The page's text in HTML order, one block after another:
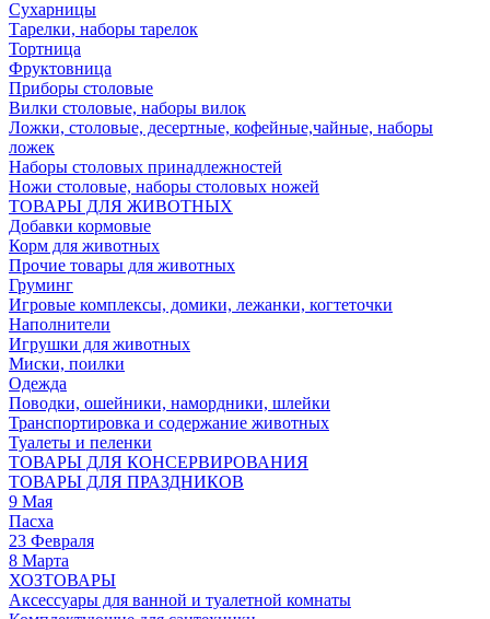
Сухарницы
Тарелки, наборы тарелок
Тортница
Фруктовница
Приборы столовые
Вилки столовые, наборы вилок
Ложки, столовые, десертные, кофейные,чайные, наборы
ложек
Наборы столовых принадлежностей
Ножи столовые, наборы столовых ножей
ТОВАРЫ ДЛЯ ЖИВОТНЫХ
Добавки кормовые
Корм для животных
Прочие товары для животных
Груминг
Игровые комплексы, домики, лежанки, когтеточки
Наполнители
Игрушки для животных
Миски, поилки
Одежда
Поводки, ошейники, намордники, шлейки
Транспортировка и содержание животных
Туалеты и пеленки
ТОВАРЫ ДЛЯ КОНСЕРВИРОВАНИЯ
ТОВАРЫ ДЛЯ ПРАЗДНИКОВ
9 Мая
Пасха
23 Февраля
8 Марта
ХОЗТОВАРЫ
Аксессуары для ванной и туалетной комнаты